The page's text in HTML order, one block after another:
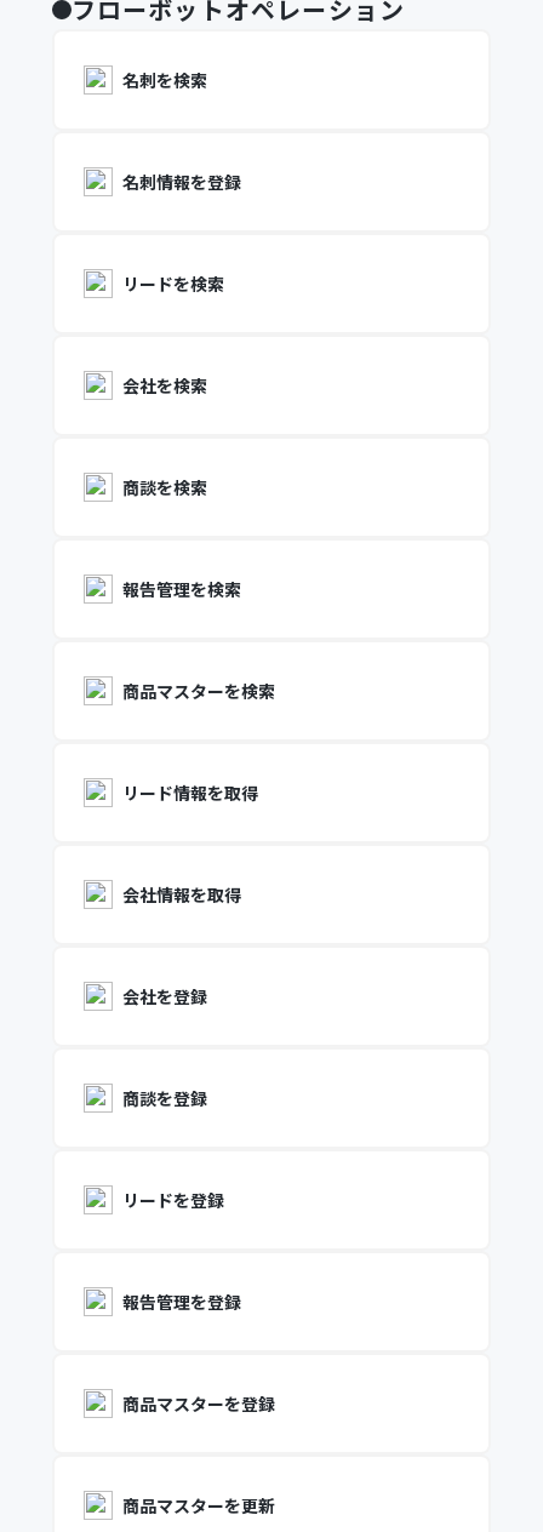
フローボットオペレーション
名刺を検索
名刺情報を登録
リードを検索
会社を検索
商談を検索
報告管理を検索
商品マスターを検索
リード情報を取得
会社情報を取得
会社を登録
商談を登録
リードを登録
報告管理を登録
商品マスターを登録
商品マスターを更新